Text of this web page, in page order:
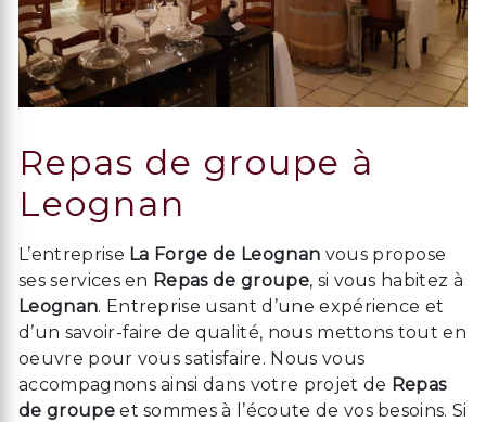
Repas de groupe à
Leognan
L’entreprise La Forge de Leognan vous propose
ses services en Repas de groupe, si vous habitez à
Leognan. Entreprise usant d’une expérience et
d’un savoir-faire de qualité, nous mettons tout en
oeuvre pour vous satisfaire. Nous vous
accompagnons ainsi dans votre projet de Repas
de groupeet sommes à l’écoute de vos besoins. Si